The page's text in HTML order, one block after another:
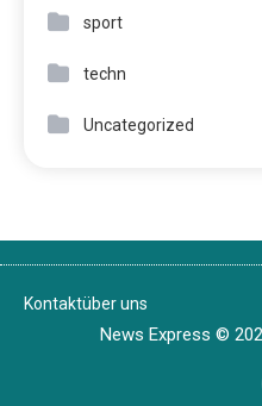
sport
techn
Uncategorized
Kontaktüber uns
News Express ©